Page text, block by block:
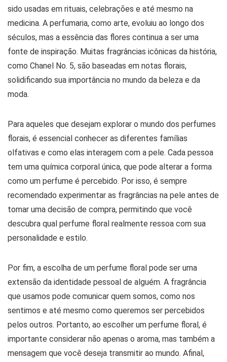
sido usadas em rituais, celebrações e até mesmo na
medicina. A perfumaria, como arte, evoluiu ao longo dos
séculos, mas a essência das flores continua a ser uma
fonte de inspiração. Muitas fragrâncias icônicas da história,
como Chanel No. 5, são baseadas em notas florais,
solidificando sua importância no mundo da beleza e da
moda.
Para aqueles que desejam explorar o mundo dos perfumes
florais, é essencial conhecer as diferentes famílias
olfativas e como elas interagem com a pele. Cada pessoa
tem uma química corporal única, que pode alterar a forma
como um perfume é percebido. Por isso, é sempre
recomendado experimentar as fragrâncias na pele antes de
tomar uma decisão de compra, permitindo que você
descubra qual perfume floral realmente ressoa com sua
personalidade e estilo.
Por fim, a escolha de um perfume floral pode ser uma
extensão da identidade pessoal de alguém. A fragrância
que usamos pode comunicar quem somos, como nos
sentimos e até mesmo como queremos ser percebidos
pelos outros. Portanto, ao escolher um perfume floral, é
importante considerar não apenas o aroma, mas também a
mensagem que você deseja transmitir ao mundo. Afinal,